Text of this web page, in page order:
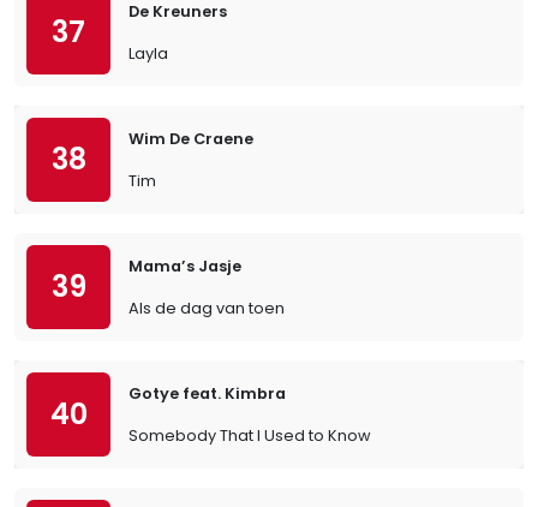
37
De Kreuners
Layla
38
Wim De Craene
Tim
39
Mama’s Jasje
Als de dag van toen
40
Gotye feat. Kimbra
Somebody That I Used to Know